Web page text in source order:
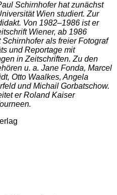
Schirnhofer hat zunächst
Wien studiert. Zur
Von 1982–1986 ist er
Wiener, ab 1986
als freier Fotograf
und Reportage mit
in Zeitschriften. Zu den
u. a. Jane Fonda, Marcel
Otto Waalkes, Angela
und Michail Gorbatschow.
er Roland Kaiser